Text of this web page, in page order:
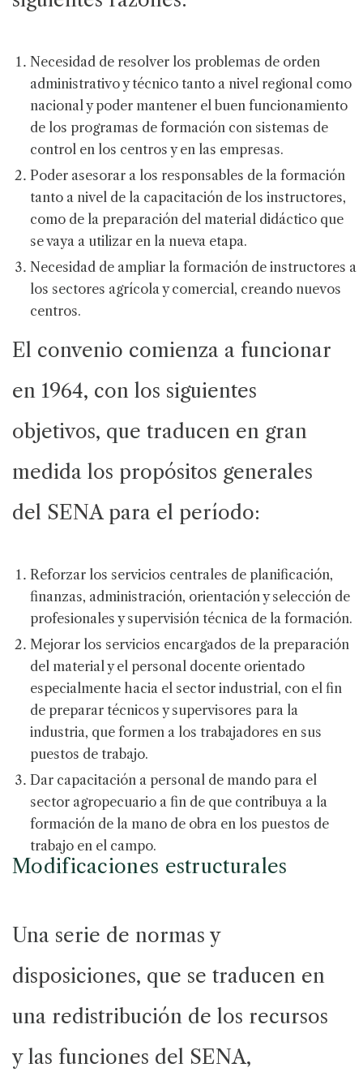
Necesidad de resolver los problemas de orden
administrativo y técnico tanto a nivel regional como
nacional y poder mantener el buen funcionamiento
de los programas de formación con sistemas de
control en los centros y en las empresas.
Poder asesorar a los responsables de la formación
tanto a nivel de la capacitación de los instructores,
como de la preparación del material didáctico que
se vaya a utilizar en la nueva etapa.
Necesidad de ampliar la formación de instructores a
los sectores agrícola y comercial, creando nuevos
centros.
El convenio comienza a funcionar
en 1964, con los siguientes
objetivos, que traducen en gran
medida los propósitos generales
del SENA para el período:
Reforzar los servicios centrales de planificación,
finanzas, administración, orientación y selección de
profesionales y supervisión técnica de la formación.
Mejorar los servicios encargados de la preparación
del material y el personal docente orientado
especialmente hacia el sector industrial, con el fin
de preparar técnicos y supervisores para la
industria, que formen a los trabajadores en sus
puestos de trabajo.
Dar capacitación a personal de mando para el
sector agropecuario a fin de que contribuya a la
formación de la mano de obra en los puestos de
trabajo en el campo.
Modificaciones estructurales
Una serie de normas y
disposiciones, que se traducen en
una redistribución de los recursos
y las funciones del SENA,